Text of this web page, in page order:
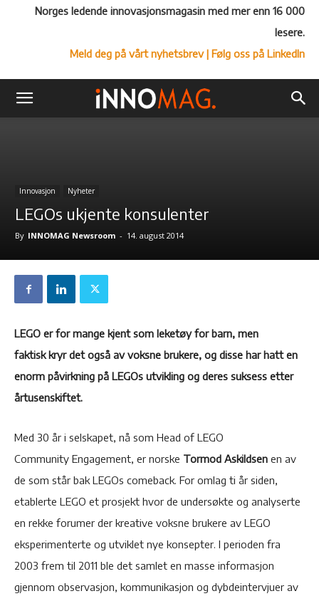
Norges ledende innovasjonsmagasin med mer enn 16 000
lesere.
Meld deg på vårt nyhetsbrev| Følg oss på LinkedIn
Innovasjon Nyheter
LEGOs ukjente konsulenter
By INNOMAG Newsroom - 14. august 2014
LEGO er for mange kjent som leketøy for barn, men
faktisk kryr det også av voksne brukere, og disse har hatt en
enorm påvirkning på LEGOs utvikling og deres suksess etter
årtusenskiftet.
Med 30 år i selskapet, nå som Head of LEGO
Community Engagement, er norske Tormod Askildsen en av
de som står bak LEGOs comeback. For omlag ti år siden,
etablerte LEGO et prosjekt hvor de undersøkte og analyserte
en rekke forumer der kreative voksne brukere av LEGO
eksperimenterte og utviklet nye konsepter. I perioden fra
2003 frem til 2011 ble det samlet en masse informasjon
gjennom observasjon, kommunikasjon og dybdeintervjuer av